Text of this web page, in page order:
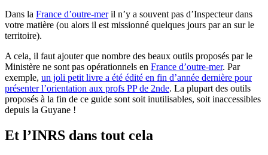
Dans la France d’outre-meril n’y a souvent pas d’Inspecteur dans
votre matière (ou alors il est missionné quelques jours par an sur le
territoire).
A cela, il faut ajouter que nombre des beaux outils proposés par le
Ministère ne sont pas opérationnels en France d’outre-mer. Par
exemple, un joli petit livre a été édité en fin d’année dernière pour
présenter l’orientation aux profs PP de 2nde. La plupart des outils
proposés à la fin de ce guide sont soit inutilisables, soit inaccessibles
depuis la Guyane !
Et l’INRS dans tout cela